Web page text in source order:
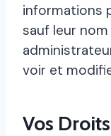
informations
sauf leur nom
voir et
Vos